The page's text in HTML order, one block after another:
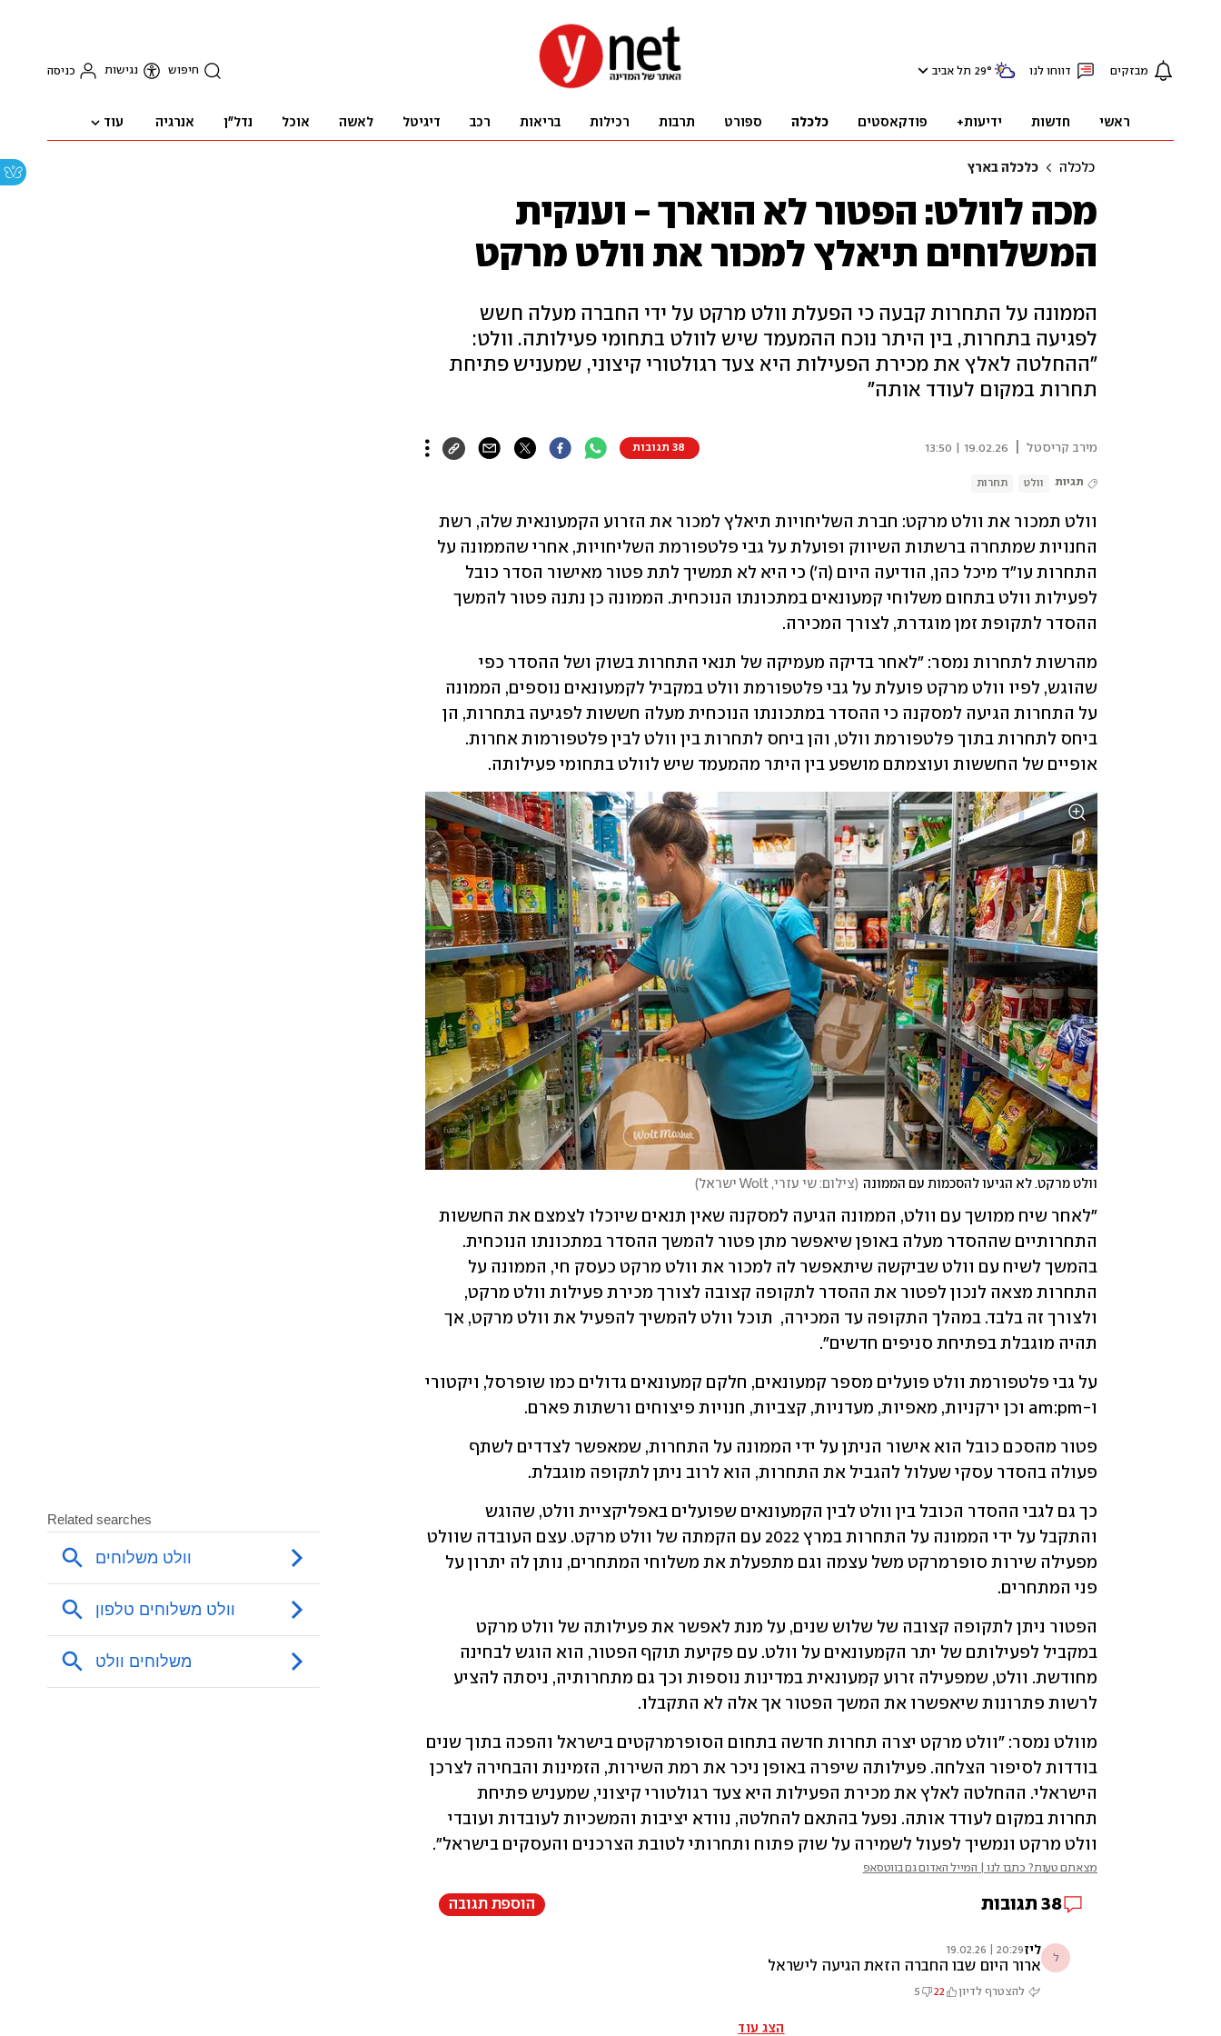
מבזקים דווחו לנו 29° תל אביב חיפוש נגישות כניסה
ראשי חדשות ידיעות+ פודקאסטים כלכלה ספורט תרבות רכילות בריאות רכב דיגיטל לאשה אוכל נדל"ן אנרגיה עוד
כלכלה כלכלה בארץ
מכה לוולט: הפטור לא הוארך - וענקית
המשלוחים תיאלץ למכור את וולט מרקט
הממונה על התחרות קבעה כי הפעלת וולט מרקט על ידי החברה מעלה חשש
לפגיעה בתחרות, בין היתר נוכח ההמעמד שיש לוולט בתחומי פעילותה. וולט:
"ההחלטה לאלץ את מכירת הפעילות היא צעד רגולטורי קיצוני, שמעניש פתיחת
תחרות במקום לעודד אותה"
מירב קריסטל 19.02.26 | 13:50 38 תגובות
תגיות וולט תחרות
ההסדר לתקופת זמן מוגדרת, לצורך המכירה.
אופיים של החששות ועוצמתם מושפע בין היתר מהמעמד שיש לוולט בתחומי פעילותה.
וולט מרקט. לא הגיעו להסכמות עם הממונה (צילום: שי עזרי, Wolt ישראל )
תהיה מוגבלת בפתיחת סניפים חדשים".
ו-am:pm וכן ירקניות, מאפיות, מעדניות, קצביות, חנויות פיצוחים ורשתות פארם.
פעולה בהסדר עסקי שעלול להגביל את התחרות, הוא לרוב ניתן לתקופה מוגבלת.
פני המתחרים.
לרשות פתרונות שיאפשרו את המשך הפטור אך אלה לא התקבלו.
וולט מרקט ונמשיך לפעול לשמירה על שוק פתוח ותחרותי לטובת הצרכנים והעסקים בישראל".
מצאתם טעות? כתבו לנו | המייל האדום גם בווטסאפ
38 תגובות הוספת תגובה
ל ליז20:29 | 19.02.26
ארור היום שבו החברה הזאת הגיעה לישראל
להצטרף לדיון 22
5
הצג עוד